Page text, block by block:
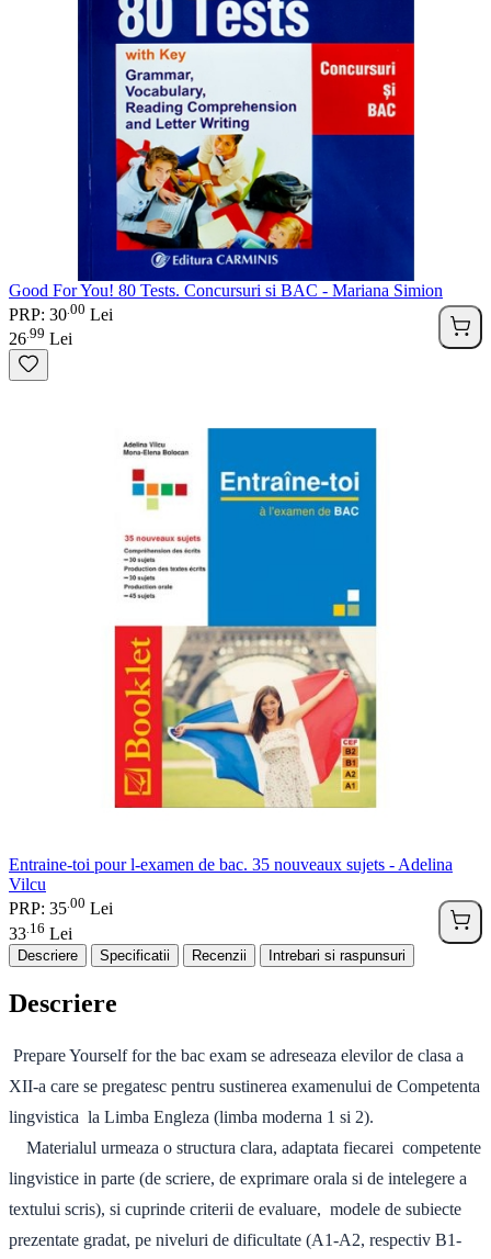
Good For You! 80 Tests. Concursuri si BAC - Mariana Simion
PRP: 30 00 Lei
26 99 Lei
Entraine-toi pour l-examen de bac. 35 nouveaux sujets - Adelina
Vilcu
PRP: 35 00 Lei
33 16 Lei
Descriere Specificatii Recenzii Intrebari si raspunsuri
Descriere
Prepare Yourself for the bac exam se adreseaza elevilor de clasa a
XII-a care se pregatesc pentru sustinerea examenului de Competenta
lingvistica la Limba Engleza (limba moderna 1 si 2).
Materialul urmeaza o structura clara, adaptata fiecarei competente
lingvistice in parte (de scriere, de exprimare orala si de intelegere a
textului scris), si cuprinde criterii de evaluare, modele de subiecte
prezentate gradat, pe niveluri de dificultate (A1-A2, respectiv B1-